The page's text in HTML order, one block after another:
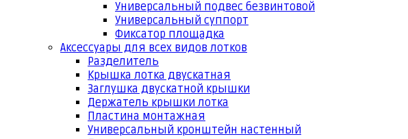
Универсальный подвес безвинтовой
Универсальный суппорт
Фиксатор площадка
Аксессуары для всех видов лотков
Разделитель
Крышка лотка двускатная
Заглушка двускатной крышки
Держатель крышки лотка
Пластина монтажная
Универсальный кронштейн настенный